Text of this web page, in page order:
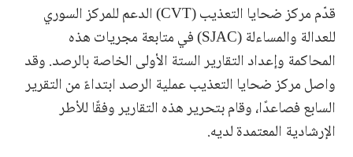
قدّم مركز ضحايا التعذيب (CVT) الدعم للمركز السوري
للعدالة والمساءلة (SJAC) في متابعة مجريات هذه
المحاكمة وإعداد التقارير الستة الأولى الخاصة بالرصد. وقد
واصل مركز ضحايا التعذيب عملية الرصد ابتداءً من التقرير
السابع فصاعدًا، وقام بتحرير هذه التقارير وفقًا للأطر
الإرشادية المعتمدة لديه.